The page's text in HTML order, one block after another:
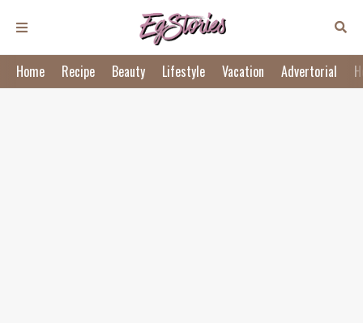
Home Recipe Beauty Lifestyle Vacation Advertorial